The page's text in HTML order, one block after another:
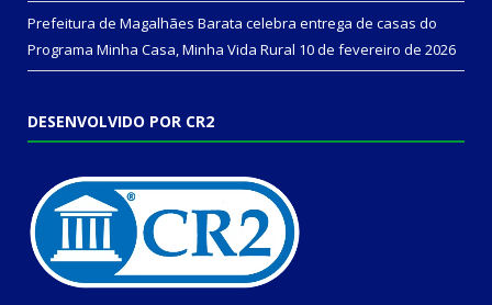
Prefeitura de Magalhães Barata celebra entrega de casas do
Programa Minha Casa, Minha Vida Rural 10 de fevereiro de 2026
DESENVOLVIDO POR CR2